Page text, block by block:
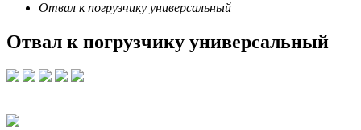
Отвал к погрузчику универсальный
Отвал к погрузчику универсальный